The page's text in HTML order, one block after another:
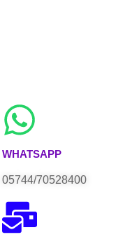
WHATSAPP
05744/70528400